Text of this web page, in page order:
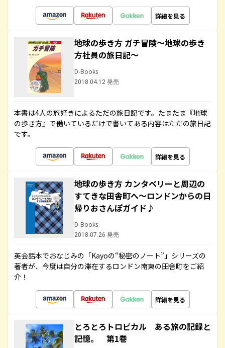
詳細を見る
地球の歩き方 ガチ冒険～地球の歩き
方社員の旅日記～
D-Books
2018.04.12 発売
本書は4人の旅好きによるただの旅日記です。たまたま『地球
の歩き方』で働いているだけで書いてある内容はただの旅日記
です。
詳細を見る
地球の歩き方 カンタベリーと周辺の
すてきな田舎町へ～ロンドンからの日
帰りおさんぽガイド♪
D-Books
2018.07.26 発売
英会話本でおなじみの「Kayoの“秘密のノート”」シリーズの
著者が、今度は自分の滞在するロンドン南東の田舎町をご紹
介！
詳細を見る
とろとろトロピカル ある旅の記録と
記憶。 第1巻